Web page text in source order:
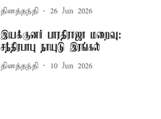
தினத்தந்தி 26 Jun 2026
இயக்குனர் பாரதிராஜா மறைவு:
சந்திரபாபு நாயுடு இரங்கல்
தினத்தந்தி 10 Jun 2026